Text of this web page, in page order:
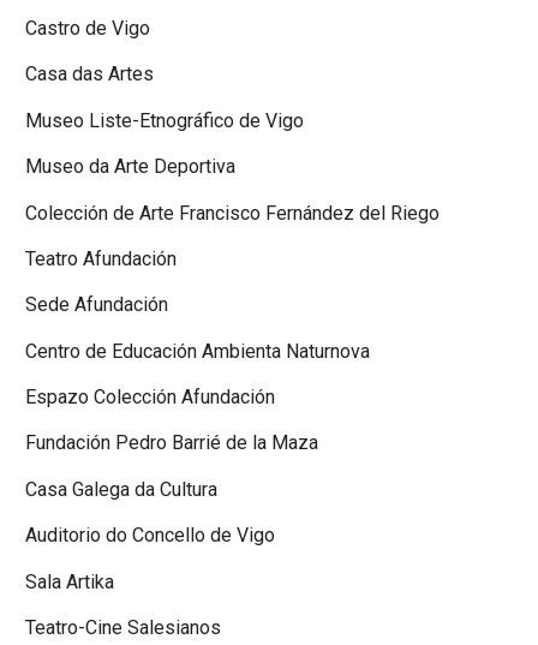
Castro de Vigo
Casa das Artes
Museo Liste-Etnográfico de Vigo
Museo da Arte Deportiva
Colección de Arte Francisco Fernández del Riego
Teatro Afundación
Sede Afundación
Centro de Educación Ambienta Naturnova
Espazo Colección Afundación
Fundación Pedro Barrié de la Maza
Casa Galega da Cultura
Auditorio do Concello de Vigo
Sala Artika
Teatro-Cine Salesianos